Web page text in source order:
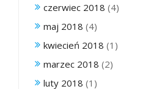
czerwiec 2018 (4)
maj 2018 (4)
kwiecień 2018 (1)
marzec 2018 (2)
luty 2018 (1)